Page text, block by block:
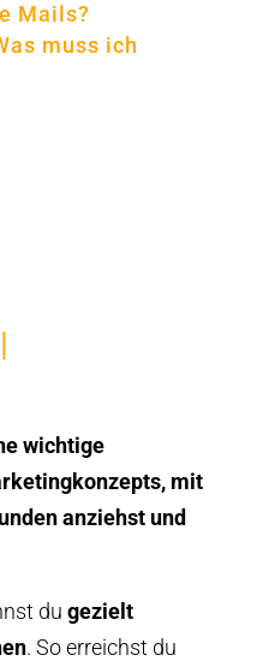
Mails?
muss ich
wichtige
mit
anziehst und
du gezielt
. So erreichst du